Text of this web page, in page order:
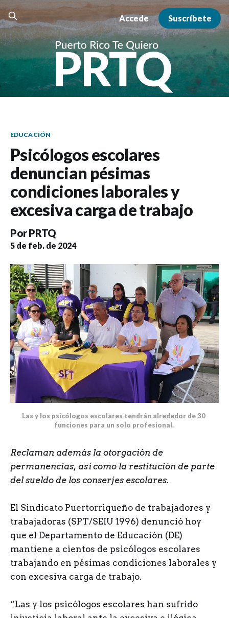
Accede Suscríbete
EDUCACIÓN
Psicólogos escolares
denuncian pésimas
condiciones laborales y
excesiva carga de trabajo
PorPRTQ
5 de feb. de 2024
Las y los psicólogos escolares tendrán alrededor de 30
funciones para un solo profesional.
Reclaman además la otorgación de
permanencias, así como la restitución de parte
del sueldo de los conserjes escolares.
El Sindicato Puertorriqueño de trabajadores y
trabajadoras (SPT/SEIU 1996) denunció hoy
que el Departamento de Educación (DE)
mantiene a cientos de psicólogos escolares
trabajando en pésimas condiciones laborales y
con excesiva carga de trabajo.
“Las y los psicólogos escolares han sufrido